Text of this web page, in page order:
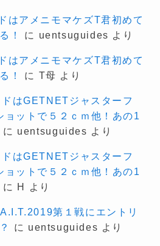
はアメニモマケズT君初めて
！
に uentsuguides より
はアメニモマケズT君初めて
！
に T母 より
はGETNETジャスターフ
ョットで５２ｃｍ他！あの1
に uentsuguides より
はGETNETジャスターフ
ョットで５２ｃｍ他！あの1
に H より
第１戦にエントリ
に uentsuguides より